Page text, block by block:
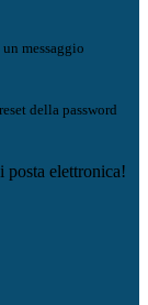
messaggio
della password
posta elettronica!